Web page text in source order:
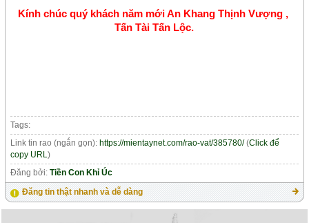
Kính chúc quý khách năm mới An Khang Thịnh Vượng ,
Tấn Tài Tấn Lộc.
Tags:
Link tin rao (ngắn gọn): https://mientaynet.com/rao-vat/385780/(Click để
copy URL)
Đăng bởi:Tiền Con Khỉ Úc
Đăng tin thật nhanh và dễ dàng